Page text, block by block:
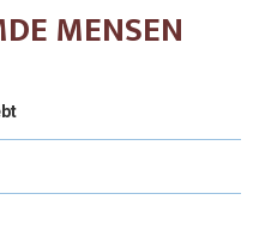
MENSEN